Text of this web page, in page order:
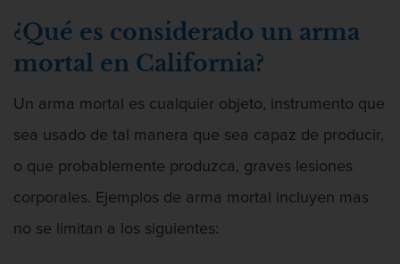
Desviación Informal Juvenil
Libertad Condicional para Menores
Petición Aceptada
¿Qué es considerado un arma
mortal en California?
Un arma mortal es cualquier objeto, instrumento que
sea usado de tal manera que sea capaz de producir,
o que probablemente produzca, graves lesiones
corporales. Ejemplos de arma mortal incluyen mas
no se limitan a los siguientes: